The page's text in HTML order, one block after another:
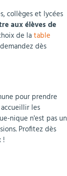
collèges et lycées
aux élèves de
de latable
dès
pour prendre
les
nique n'est pas un
Profitez dès
!